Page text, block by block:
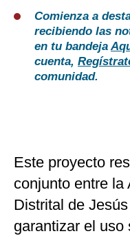
Comienza a
recibiendo las
en tu bandeja
cuenta,
comunidad.
Este proyecto
conjunto entre la
Distrital de
garantizar el uso